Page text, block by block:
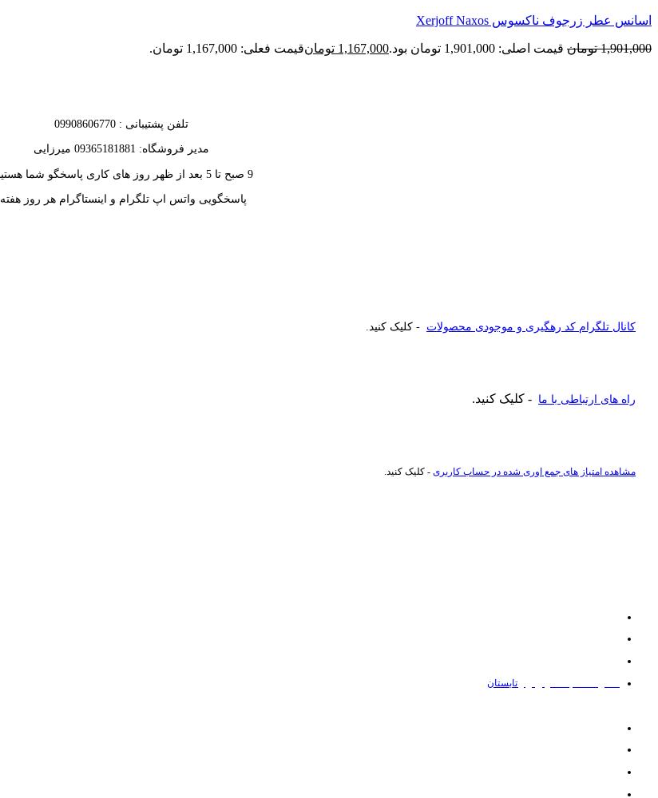
اسانس عطر زرجوف ناکسوس Xerjoff Naxos
1,901,000 تومان قیمت اصلی: 1,901,000 تومان بود. 1,167,000 تومانقیمت فعلی: 1,167,000 تومان.
تلفن پشتیبانی : 09908606770
مدیر فروشگاه: 09365181881 میرزایی
9 صبح تا 5 بعد از ظهر روز های کاری پاسخگو شما هستیم.
پاسخگویی واتس اپ تلگرام و اینستاگرام هر روز هفته
کانال تلگرام کد رهگیری و موجودی محصولات - کلیک کنید.
راه های ارتباطی با ما - کلیک کنید.
مشاهده امتیاز های جمع اوری شده در حساب کاربری - کلیک کنید.
تابستان